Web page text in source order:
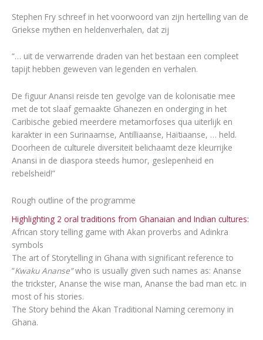
Stephen Fry schreef in het voorwoord van zijn hertelling van de
Griekse mythen en heldenverhalen, dat zij
“… uit de verwarrende draden van het bestaan een compleet
tapijt hebben geweven van legenden en verhalen.
De figuur Anansi reisde ten gevolge van de kolonisatie mee
met de tot slaaf gemaakte Ghanezen en onderging in het
Caribische gebied meerdere metamorfoses qua uiterlijk en
karakter in een Surinaamse, Antilliaanse, Haïtiaanse, … held.
Doorheen de culturele diversiteit belichaamt deze kleurrijke
Anansi in de diaspora steeds humor, geslepenheid en
rebelsheid!”
Rough outline of the programme
Highlighting 2 oral traditions from Ghanaian and Indian cultures:
African story telling game with Akan proverbs and Adinkra
symbols
The art of Storytelling in Ghana with significant reference to
“Kwaku Ananse”who is usually given such names as: Ananse
the trickster, Ananse the wise man, Ananse the bad man etc. in
most of his stories.
The Story behind the Akan Traditional Naming ceremony in
Ghana.